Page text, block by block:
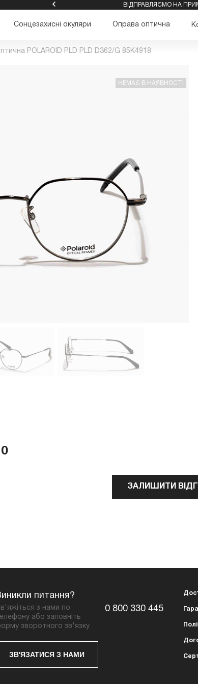
ВІДПРАВЛЯЄМО НА
Сонцезахисні окуляри Оправа оптична
POLAROID PLD PLD D362/G 85K4918
НЕМАЄ В НАЯВНОСТІ
0
ЗАЛИШИТИ
питання?
з нами по
або заповніть
зворотного зв'язку
0 800 330 445
ЗВ'ЯЗАТИСЯ З НАМИ